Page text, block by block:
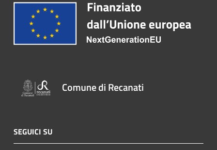
Comune di Recanati
SEGUICI SU